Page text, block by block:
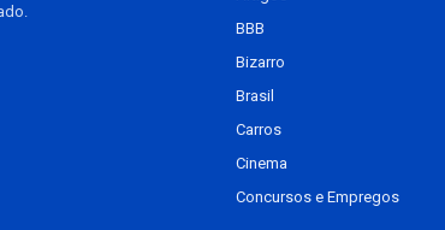
BBB
Bizarro
Brasil
Carros
Cinema
Concursos e Empregos